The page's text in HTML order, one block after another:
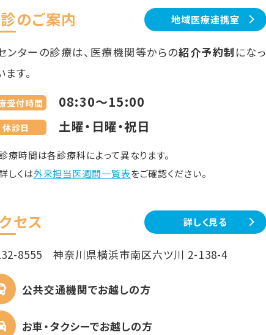
のご案内 地域医療連携室
ンターの診療は、医療機関等からの紹介予約制 になっ
ます。
受付時間 08:30～15:00
休診日 土曜・日曜・祝日
療時間は各診療科によって異なります。
しくは外来担当医週間一覧表をご確認ください。
セス 詳しく見る
8555神奈川県横浜市南区六ツ川 2-138-4
公共交通機関でお越しの方
お車・タクシーでお越しの方